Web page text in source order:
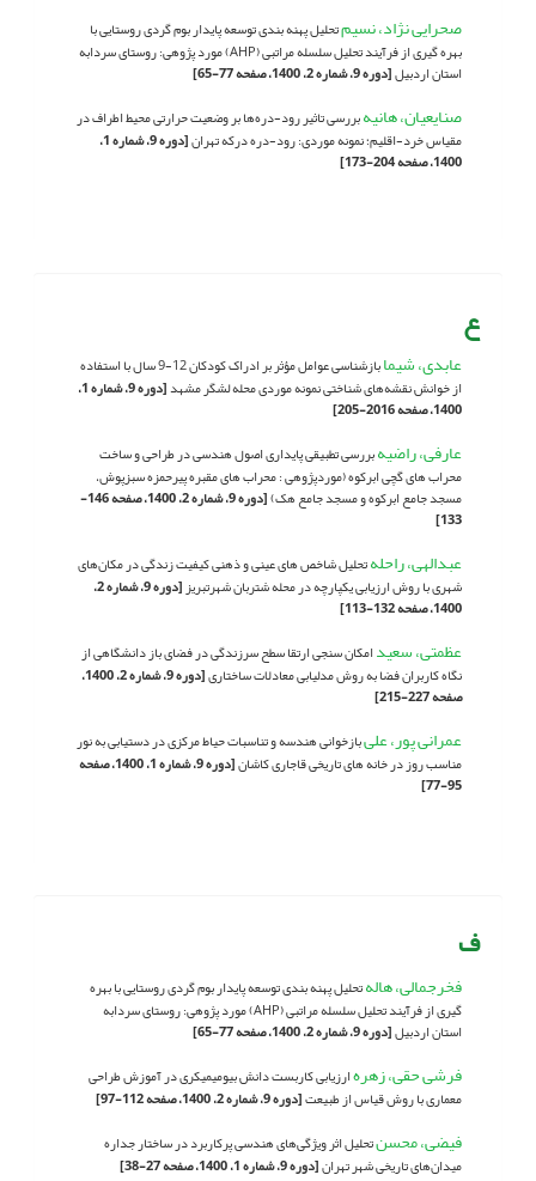
صحرایی نژاد، نسیمتحلیل پهنه بندی توسعه پایدار بوم گردی روستایی با
بهره گیری از فرآیند تحلیل سلسله مراتبی (AHP) مورد پژوهی: روستای سردابه
استان اردبیل[دوره 9، شماره 2، 1400، صفحه 77-65]
صنایعیان، هانیهبررسی تاثیر رود-دره‌ها بر وضعیت حرارتی محیط اطراف در
مقیاس خرد-اقلیم؛ نمونه موردی: رود-دره درکه تهران
[دوره 9، شماره 1،
1400، صفحه 204-173]
ع
عابدی، شیما
بازشناسی عوامل مؤثر بر ادراک کودکان 12-9 سال با استفاده
از خوانش نقشه‌های شناختی نمونه موردی محله لشگر مشهد
[دوره 9، شماره 1،
1400، صفحه 2016-205]
عارفی، راضیهبررسی تطبیقی پایداری اصول هندسی در طراحی و ساخت
محراب های گچی ابرکوه (موردپژوهی : محراب های مقبره پیرحمزه سبزپوش،
مسجد جامع ابرکوه و مسجد جامع هک)
[دوره 9، شماره 2، 1400، صفحه 146-
133]
عبدالهی، راحلهتحلیل شاخص های عینی و ذهنی کیفیت زندگی در مکان‌های
شهری با روش ارزیابی یکپارچه در محله شتربان شهرتبریز
[دوره 9، شماره 2،
1400، صفحه 132-113]
عظمتی، سعیدامکان سنجی ارتقا سطح سرزندگی در فضای باز دانشگاهی از
نگاه کاربران فضا به روش مدلیابی معادلات ساختاری
[دوره 9، شماره 2، 1400،
صفحه 227-215]
عمرانی پور، علیبازخوانی هندسه و تناسبات حیاط مرکزی در دستیابی به نور
مناسب روز در خانه های تاریخی قاجاری کاشان
[دوره 9، شماره 1، 1400، صفحه
95-77]
ف
فخرجمالی، هالهتحلیل پهنه بندی توسعه پایدار بوم گردی روستایی با بهره
گیری از فرآیند تحلیل سلسله مراتبی (AHP) مورد پژوهی: روستای سردابه
استان اردبیل[دوره 9، شماره 2، 1400، صفحه 77-65]
فرشی حقی، زهرهارزیابی کاربست دانش بیومیمیکری در آموزش طراحی
معماری با روش قیاس از طبیعت[دوره 9، شماره 2، 1400، صفحه 112-97]
فیضی، محسنتحلیل اثر ویژگی‌های هندسی پرکاربرد در ساختار جداره
میدان‌های تاریخی شهر تهران[دوره 9، شماره 1، 1400، صفحه 27-38]